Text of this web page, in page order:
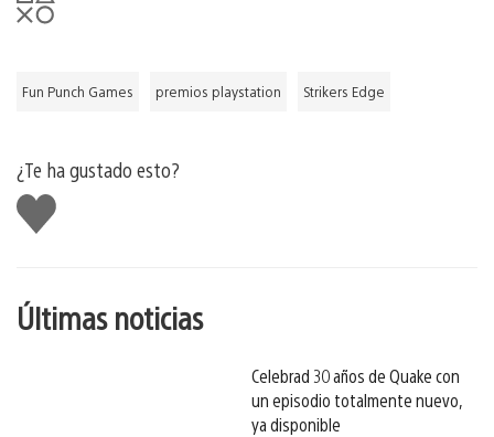
Fun Punch Games premios playstation Strikers Edge
¿Te ha gustado esto?
Me
gusta
Últimas noticias
Celebrad 30 años de Quake con
un episodio totalmente nuevo,
ya disponible